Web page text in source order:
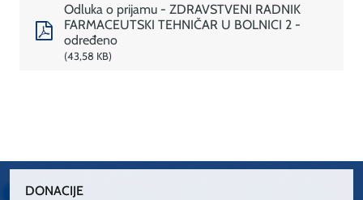
Odluka o prijamu - ZDRAVSTVENI RADNIK
FARMACEUTSKI TEHNIČAR U BOLNICI 2 -
određeno
43,58 KB
DONACIJE